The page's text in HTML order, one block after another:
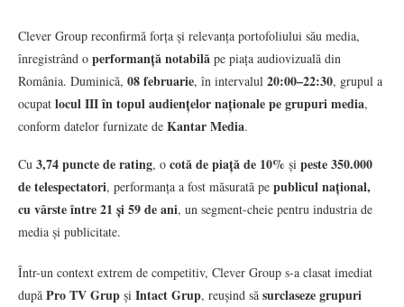
Clever Group reconfirmă forța și relevanța portofoliului său media,
înregistrând o performanță notabilă pe piața audiovizuală din
România. Duminică, 08 februarie, în intervalul 20:00–22:30, grupul a
ocupat locul III în topul audiențelor naționale pe grupuri media,
conform datelor furnizate de Kantar Media.
Cu 3,74 puncte de rating, o cotă de piață de 10% și peste 350.000
de telespectatori, performanța a fost măsurată pe publicul național,
cu vârste între 21 și 59 de ani, un segment-cheie pentru industria de
media și publicitate.
Într-un context extrem de competitiv, Clever Group s-a clasat imediat
după Pro TV Grup și Intact Grup, reușind să surclaseze grupuri